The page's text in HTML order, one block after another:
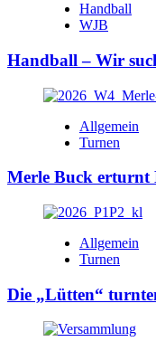
Handball
WJB
Handball – Wir
Allgemein
Turnen
Merle Buck erturnt
Allgemein
Turnen
Die „Lütten“